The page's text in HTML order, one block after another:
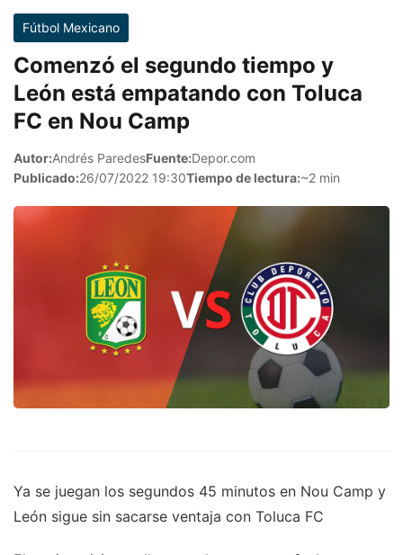
Fútbol Mexicano
Comenzó el segundo tiempo y
León está empatando con Toluca
FC en Nou Camp
Autor:Andrés ParedesFuente:Depor.com
Publicado:26/07/2022 19:30Tiempo de lectura:~2 min
Ya se juegan los segundos 45 minutos en Nou Camp y
León sigue sin sacarse ventaja con Toluca FC